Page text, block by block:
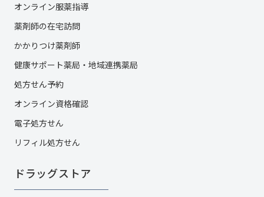
オンライン服薬指導
薬剤師の在宅訪問
かかりつけ薬剤師
健康サポート薬局・地域連携薬局
処方せん予約
オンライン資格確認
電子処方せん
リフィル処方せん
ドラッグストア